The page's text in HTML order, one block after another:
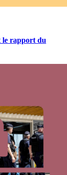
le rapport du